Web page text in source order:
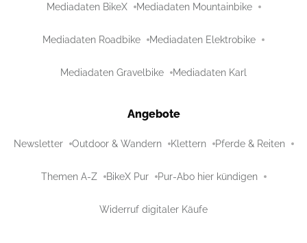
Mediadaten BikeX Mediadaten Mountainbike
Mediadaten Roadbike Mediadaten Elektrobike
Mediadaten Gravelbike Mediadaten Karl
Angebote
Newsletter Outdoor & Wandern Klettern Pferde & Reiten
Themen A-Z BikeX Pur Pur-Abo hier kündigen
Widerruf digitaler Käufe